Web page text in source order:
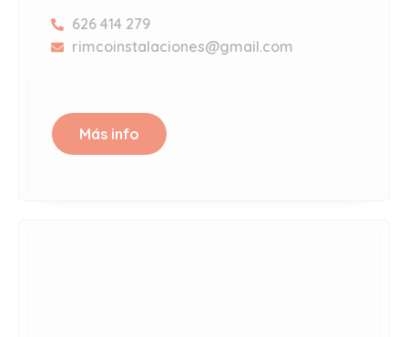
626 414 279
rimcoinstalaciones@gmail.com
Más info